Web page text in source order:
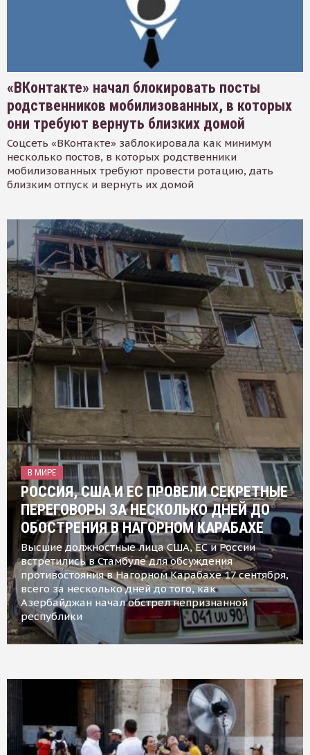
«ВКонтакте» начал блокировать посты
родственников мобилизованных, в которых
они требуют вернуть близких домой
Соцсеть «ВКонтакте» заблокировала как минимум
несколько постов, в которых родственники
мобилизованных требуют провести ротацию, дать
близким отпуск и вернуть их домой
В МИРЕ
РОССИЯ, США И ЕС ПРОВЕЛИ СЕКРЕТНЫЕ
ПЕРЕГОВОРЫ ЗА НЕСКОЛЬКО ДНЕЙ ДО
ОБОСТРЕНИЯ В НАГОРНОМ КАРАБАХЕ
Высшие должностные лица США, ЕС и России
встретились в Стамбуле для обсуждения
противостояния в Нагорном Карабахе 17 сентября,
всего за несколько дней до того, как
Азербайджан начал обстрел непризнанной
республики